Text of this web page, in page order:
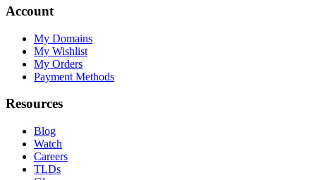
Account
My Domains
My Wishlist
My Orders
Payment Methods
Resources
Blog
Watch
Careers
TLDs